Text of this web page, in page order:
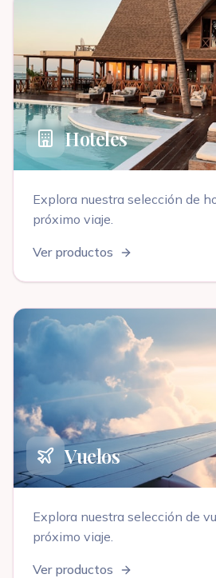
Hoteles
Explora nuestra selección de
próximo viaje.
Ver productos
Vuelos
Explora nuestra selección de
próximo viaje.
Ver productos